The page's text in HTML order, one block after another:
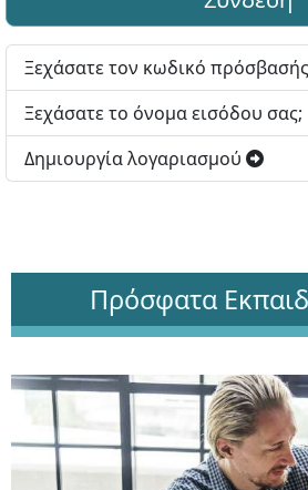
Ξεχάσατε τον κωδικό
Ξεχάσατε το όνομα εισόδου σας;
Δημιουργία λογαριασμού
Πρόσφατα